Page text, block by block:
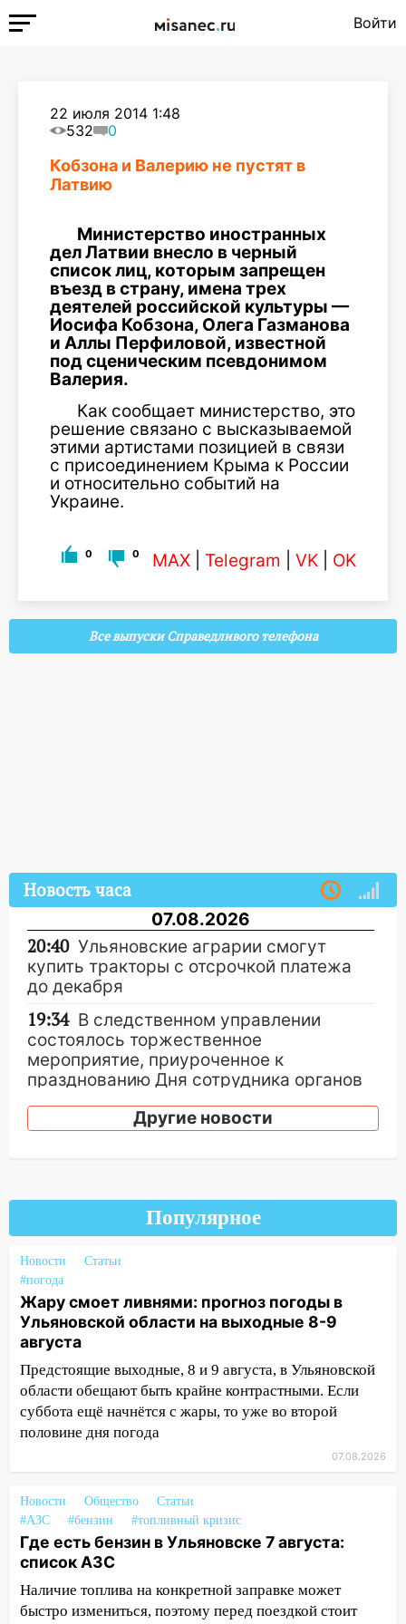
Войти
22 июля 2014 1:48
532
0
Кобзона и Валерию не пустят в
Латвию
Министерство иностранных
дел Латвии внесло в черный
список лиц, которым запрещен
въезд в страну, имена трех
деятелей российской культуры —
Иосифа Кобзона, Олега Газманова
и Аллы Перфиловой, известной
под сценическим псевдонимом
Валерия.
Как сообщает министерство, это
решение связано с высказываемой
этими артистами позицией в связи
с присоединением Крыма к России
и относительно событий на
Украине.
0 0 MAX Telegram VK OK
Все выпуски Справедливого телефона
Новость часа
07.08.2026
20:40 Ульяновские аграрии смогут
купить тракторы с отсрочкой платежа
до декабря
19:34 В следственном управлении
состоялось торжественное
мероприятие, приуроченное к
празднованию Дня сотрудника органов
19:30 Ульяновцев приглашают
18:11 Ульяновская область стала
пилотным регионом проекта
17:16
областной больницы поступили шесть
новых аппаратов ИВЛ
16:51 В Чердаклинском районе
ремонтируют дороги, ставят остановки
и проводят новое освещение
16:35 В Ульяновске установили ещё
девять бункеров для крупногабаритного
16:26
В Ульяновске бесплатно покажут
матч «Волги» под открытым небом
16:12 В Ульяновском госуниверситете
разработают отечественный прибор для
цифровой ПЦР
Другие новости
Популярное
Новости
Статьи
#погода
Жару смоет ливнями: прогноз погоды в
Ульяновской области на выходные 8-9
августа
Предстоящие выходные, 8 и 9 августа, в Ульяновской
области обещают быть крайне контрастными. Если
суббота ещё начнётся с жары, то уже во второй
половине дня погода
07.08.2026
Новости Общество
Статьи
#АЗС
#бензин #топливный кризис
Где есть бензин в Ульяновске 7 августа:
список АЗС
Наличие топлива на конкретной заправке может
быстро измениться, поэтому перед поездкой стоит